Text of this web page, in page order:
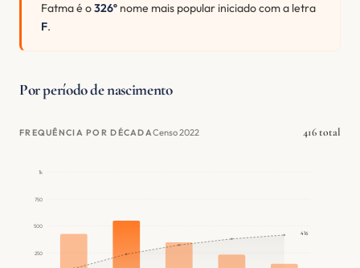
Fatma é o326º nome mais popular iniciado com a letra
F.
Por período de nascimento
FREQUÊNCIA POR DÉCADACenso 2022 416 total
250
500
750
1k
416